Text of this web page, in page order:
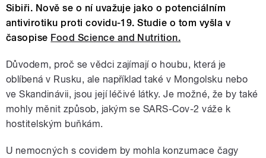
Sibiři. Nově se o ní uvažuje jako o potenciálním
antivirotiku proti covidu-19. Studie o tom vyšla v
časopise Food Science and Nutrition.
Důvodem, proč se vědci zajímají o houbu, která je
oblíbená v Rusku, ale například také v Mongolsku nebo
ve Skandinávii, jsou její léčivé látky. Je možné, že by také
mohly měnit způsob, jakým se SARS-Cov-2 váže k
hostitelským buňkám.
U nemocných s covidem by mohla konzumace čagy